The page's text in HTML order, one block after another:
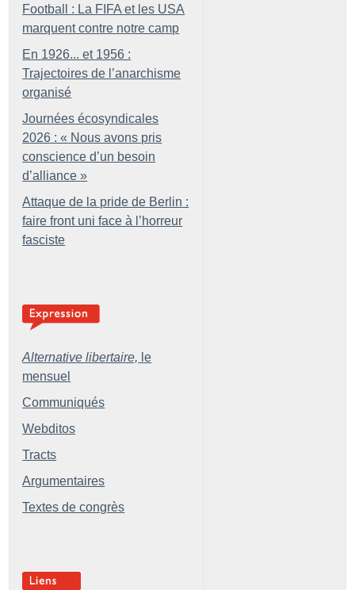
Football : La FIFA et les USA
marquent contre notre camp
En 1926... et 1956 :
Trajectoires de l’anarchisme
organisé
Journées écosyndicales
2026 : « Nous avons pris
conscience d’un besoin
d’alliance »
Attaque de la pride de Berlin :
faire front uni face à l’horreur
fasciste
Alternative libertaire, le
mensuel
Communiqués
Webditos
Tracts
Argumentaires
Textes de congrès